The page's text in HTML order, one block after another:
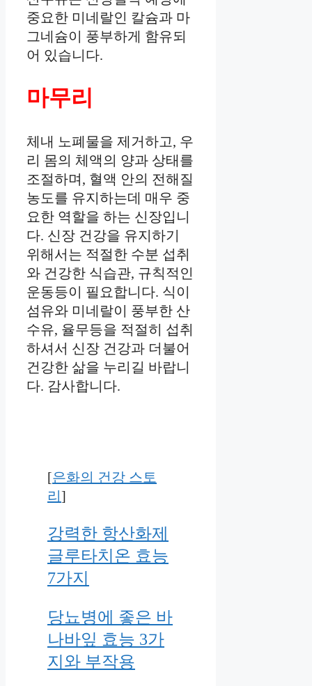
중요한 미네랄인 칼슘과 마
그네슘이 풍부하게 함유되
어 있습니다.
마무리
체내 노폐물을 제거하고, 우
리 몸의 체액의 양과 상태를
조절하며, 혈액 안의 전해질
농도를 유지하는데 매우 중
요한 역할을 하는 신장입니
다. 신장 건강을 유지하기
위해서는 적절한 수분 섭취
와 건강한 식습관, 규칙적인
운동등이 필요합니다. 식이
섬유와 미네랄이 풍부한 산
수유, 율무등을 적절히 섭취
하셔서 신장 건강과 더불어
건강한 삶을 누리길 바랍니
다. 감사합니다.
[은화의 건강 스토
리 ]
강력한 항산화제
글루타치온 효능
7가지
당뇨병에 좋은 바
나바잎 효능 3가
지와 부작용